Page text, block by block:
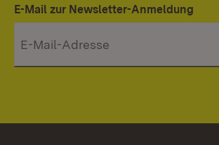
E-Mail zur Newsletter-Anmeldung